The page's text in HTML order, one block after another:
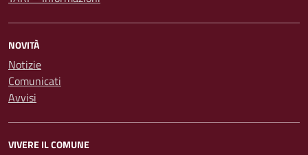
NOVITÀ
Notizie
Comunicati
Avvisi
VIVERE IL COMUNE